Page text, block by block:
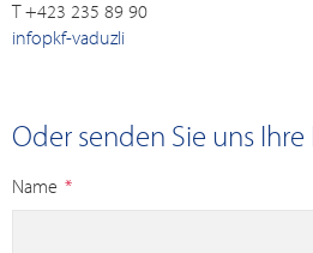
T +423 235 89 90
infopkf-vaduzli
Oder senden Sie uns
Name *